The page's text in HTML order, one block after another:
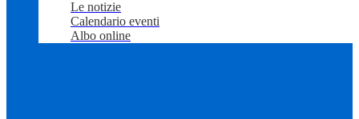
Le notizie
Calendario eventi
Albo online